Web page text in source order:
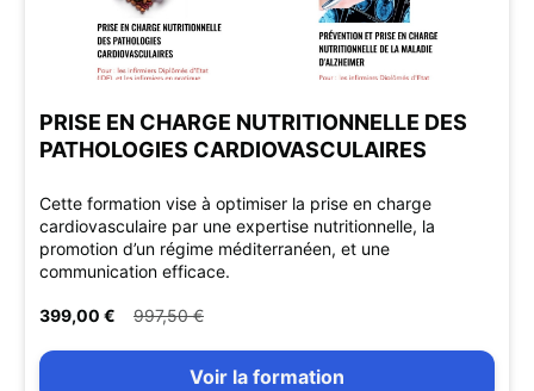
PRISE EN CHARGE NUTRITIONNELLE DES
PATHOLOGIES CARDIOVASCULAIRES
Cette formation vise à optimiser la prise en charge
cardiovasculaire par une expertise nutritionnelle, la
promotion d’un régime méditerranéen, et une
communication efficace.
399,00 € 997,50 €
Voir la formation